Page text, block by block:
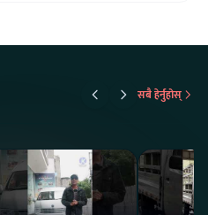
सबै हेर्नुहोस्